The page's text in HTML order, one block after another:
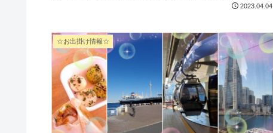
2023.04.04
☆お出掛け情報☆